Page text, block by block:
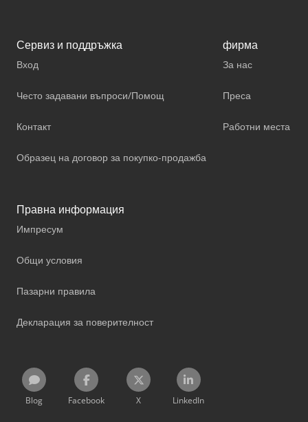
Сервиз и поддръжка
Вход
Често задавани въпроси/Помощ
Контакт
Образец на договор за покупко-продажба
фирма
За нас
Преса
Работни места
Правна информация
Импресум
Общи условия
Пазарни правила
Декларация за поверителност
Blog Facebook X LinkedIn